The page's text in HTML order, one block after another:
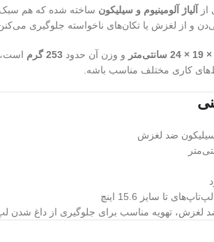
آلیاژ آلومینیوم و سیلیکون ساخته شده که هم سبک
و از لغزش یا تکان‌های ناخواسته جلوگیری
و وزن آن حدود 253 گرم
است،
کاری مختلف مناسب باشه.
سیلیکون ضد لغزش
تا سایز 15.6 اینچ
لغزش، تهویه مناسب برای جلوگیری از داغ شدن